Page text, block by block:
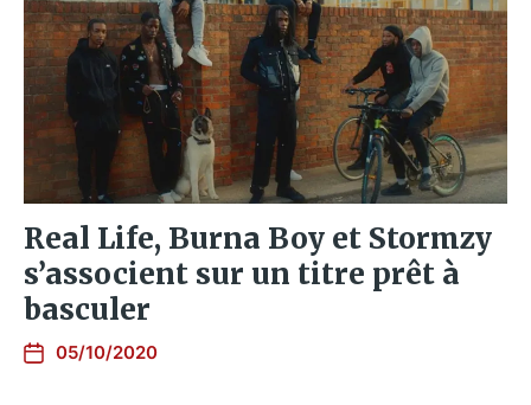
Real Life, Burna Boy et Stormzy
s’associent sur un titre prêt à
basculer
05/10/2020